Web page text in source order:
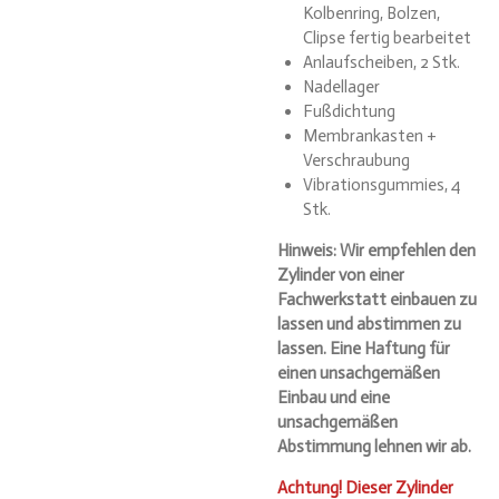
Kolbenring, Bolzen,
Clipse fertig bearbeitet
Anlaufscheiben, 2 Stk.
Nadellager
Fußdichtung
Membrankasten +
Verschraubung
Vibrationsgummies, 4
Stk.
Hinweis: Wir empfehlen den
Zylinder von einer
Fachwerkstatt einbauen zu
lassen und abstimmen zu
lassen. Eine Haftung für
einen unsachgemäßen
Einbau und eine
unsachgemäßen
Abstimmung lehnen wir ab.
Achtung! Dieser Zylinder